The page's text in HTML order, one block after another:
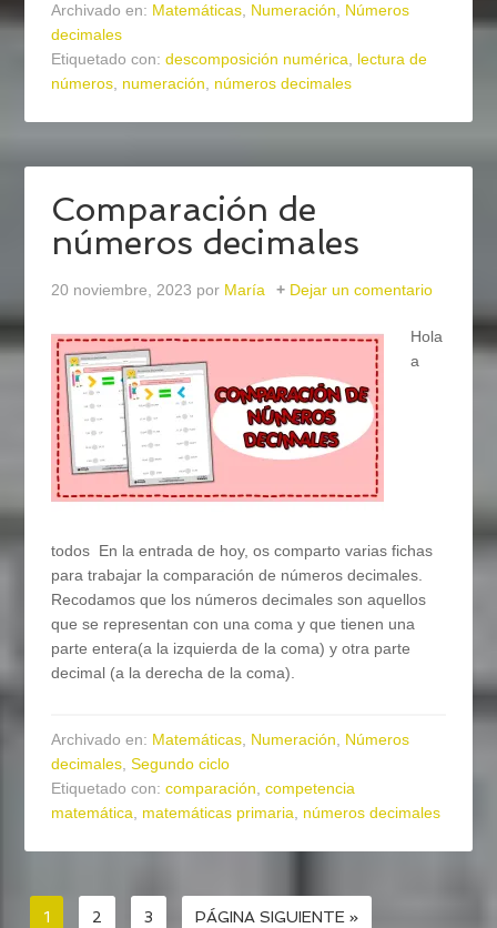
Archivado en: Matemáticas, Numeración, Números
decimales
Etiquetado con:descomposición numérica, lectura de
números, numeración, números decimales
Comparación de
números decimales
20 noviembre, 2023 por María Dejar un comentario
Hola
a
todos En la entrada de hoy, os comparto varias fichas
para trabajar la comparación de números decimales.
Recodamos que los números decimales son aquellos
que se representan con una coma y que tienen una
parte entera(a la izquierda de la coma) y otra parte
decimal (a la derecha de la coma).
Archivado en: Matemáticas, Numeración, Números
decimales,Segundo ciclo
Etiquetado con:comparación,competencia
matemática, matemáticas primaria, números decimales
1 2 3 PÁGINA SIGUIENTE »